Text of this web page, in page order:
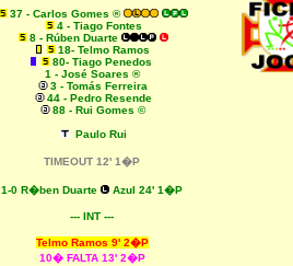
37 - Carlos Gomes ®
4 - Tiago Fontes
8 - Rúben Duarte
18- Telmo Ramos
80- Tiago Penedos
1 - José Soares ®
3 - Tomás Ferreira
44 - Pedro Resende
88 - Rui Gomes ©
Paulo Rui
TIMEOUT 12' 1�P
1-0 R�ben Duarte Azul 24' 1�P
--- INT ---
Telmo Ramos 9' 2�P
10� FALTA 13' 2�P